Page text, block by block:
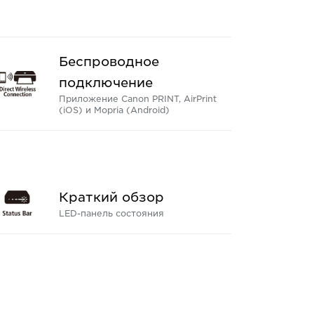
Беспроводное
подключение
Приложение Canon PRINT, AirPrint
(iOS) и Mopria (Android)
Краткий обзор
LED-панель состояния